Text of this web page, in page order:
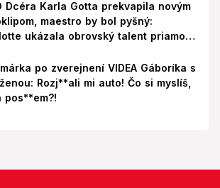
Dcéra Karla Gotta prekvapila novým
maestro by bol pyšný:
ukázala obrovský talent priamo v
po zverejnení VIDEA Gáboríka s
Rozj**ali mi auto! Čo si myslíš,
pos**em?!